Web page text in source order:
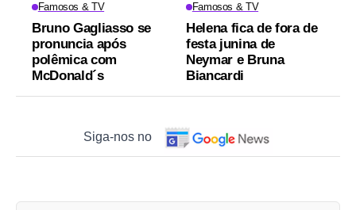
Famosos & TV
Bruno Gagliasso se
pronuncia após
polêmica com
McDonald´s
Famosos & TV
Helena fica de fora de
festa junina de
Neymar e Bruna
Biancardi
Siga-nos no